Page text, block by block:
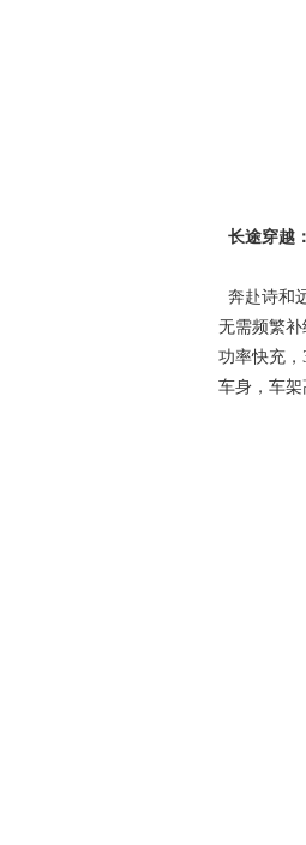
长途穿越
奔赴诗和
无需频繁
功率快充
车身，车架